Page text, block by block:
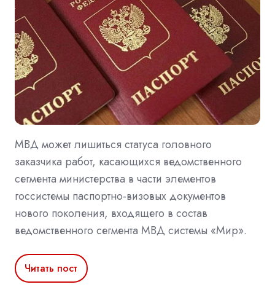
МВД может лишиться статуса головного
заказчика работ, касающихся ведомственного
сегмента министерства в части элементов
госсистемы паспортно-визовых документов
нового поколения, входящего в состав
ведомственного сегмента МВД системы «Мир».
Читать пост